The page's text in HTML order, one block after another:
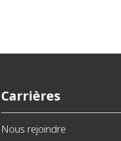
Carrières
Nous rejoindre